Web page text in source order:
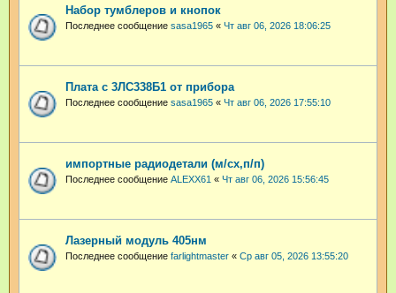
Набор тумблеров и кнопок
Последнее сообщение sasa1965 « Чт авг 06, 2026 18:06:25
Плата с 3ЛС338Б1 от прибора
Последнее сообщение sasa1965 « Чт авг 06, 2026 17:55:10
импортные радиодетали (м/сх,п/п)
Последнее сообщение ALEXX61 « Чт авг 06, 2026 15:56:45
Лазерный модуль 405нм
Последнее сообщение farlightmaster « Ср авг 05, 2026 13:55:20